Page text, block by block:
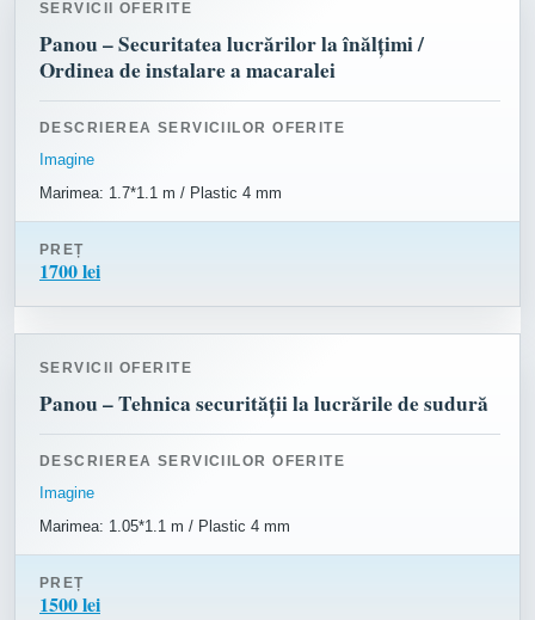
SERVICII OFERITE
Panou – Securitatea lucrărilor la înălțimi /
Ordinea de instalare a macaralei
DESCRIEREA SERVICIILOR OFERITE
Imagine
Marimea: 1.7*1.1 m / Plastic 4 mm
PREȚ
1700 lei
SERVICII OFERITE
Panou – Tehnica securității la lucrările de sudură
DESCRIEREA SERVICIILOR OFERITE
Imagine
Marimea: 1.05*1.1 m / Plastic 4 mm
PREȚ
1500 lei